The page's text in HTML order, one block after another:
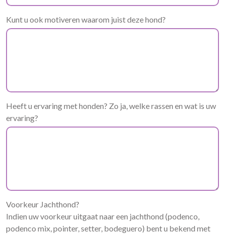
Kunt u ook motiveren waarom juist deze hond?
Heeft u ervaring met honden? Zo ja, welke rassen en wat is uw
ervaring?
Voorkeur Jachthond?
Indien uw voorkeur uitgaat naar een jachthond (podenco,
podenco mix, pointer, setter, bodeguero) bent u bekend met